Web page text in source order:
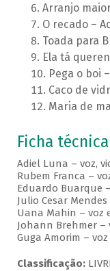
Arranjo
O recado –
Toada para
Ela tá
Pega o boi
Caco de
Maria de
Ficha técnica
Adiel Luna – voz,
Rubem Franca –
Eduardo Buarque
Julio Cesar
Uana Mahin – voz
Johann Brehmer –
Guga Amorim –
Classificação: